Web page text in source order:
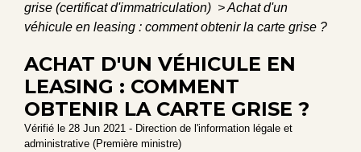
grise (certificat d'immatriculation) >Achat d'un
véhicule en leasing : comment obtenir la carte grise ?
ACHAT D'UN VÉHICULE EN
LEASING : COMMENT
OBTENIR LA CARTE GRISE ?
Vérifié le 28 Jun 2021 - Direction de l'information légale et
administrative (Première ministre)